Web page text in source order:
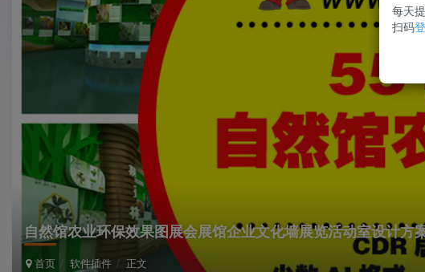
自然馆农业环保效果图展会展馆企业文化墙展览活动室设计方
首页 软件插件 正文
每天
扫码